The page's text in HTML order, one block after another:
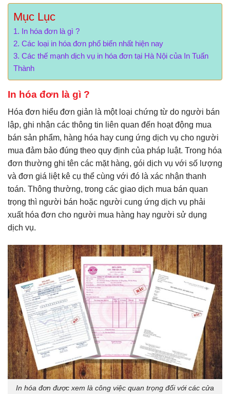
Mục Lục
In hóa đơn là gì ?
Các loại in hóa đơn phổ biến nhất hiện nay
Các thế mạnh dịch vụ in hóa đơn tại Hà Nội của In Tuấn
Thành
In hóa đơn là gì ?
Hóa đơn hiểu đơn giản là một loại chứng từ do người bán
lập, ghi nhận các thông tin liên quan đến hoạt động mua
bán sản phẩm, hàng hóa hay cung ứng dịch vụ cho người
mua đảm bảo đúng theo quy định của pháp luật. Trong hóa
đơn thường ghi tên các mặt hàng, gói dịch vụ với số lượng
và đơn giá liệt kê cụ thể cùng với đó là xác nhận thanh
toán. Thông thường, trong các giao dịch mua bán quan
trọng thì người bán hoặc người cung ứng dịch vụ phải
xuất hóa đơn cho người mua hàng hay người sử dụng
dịch vụ.
In hóa đơn được xem là công việc quan trọng đối với các cửa